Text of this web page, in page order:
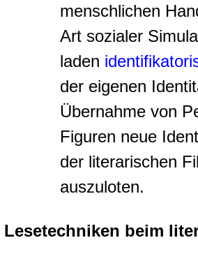
menschlichen
Art sozialer
laden
der eigenen
Übernahme von
Figuren neue
der literarischen
auszuloten.
Lesetechniken beim